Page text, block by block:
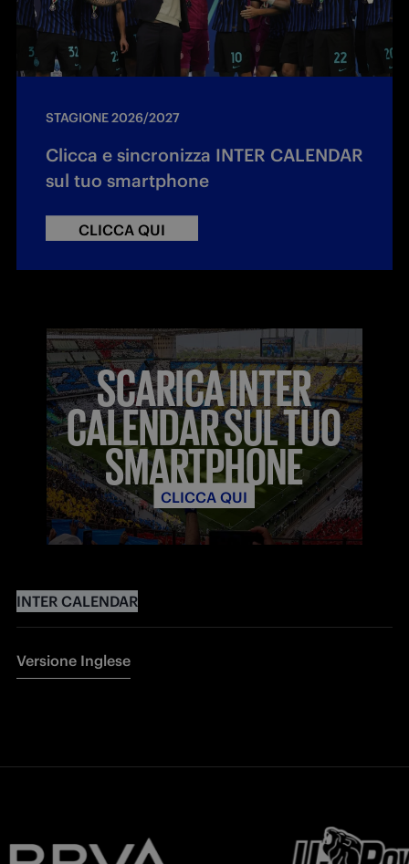
STAGIONE 2026/2027
Clicca e sincronizza INTER CALENDAR
sul tuo smartphone
CLICCA QUI
SCARICA INTER
CALENDAR SUL TUO
SMARTPHONE
CLICCA QUI
INTER CALENDAR
Versione Inglese